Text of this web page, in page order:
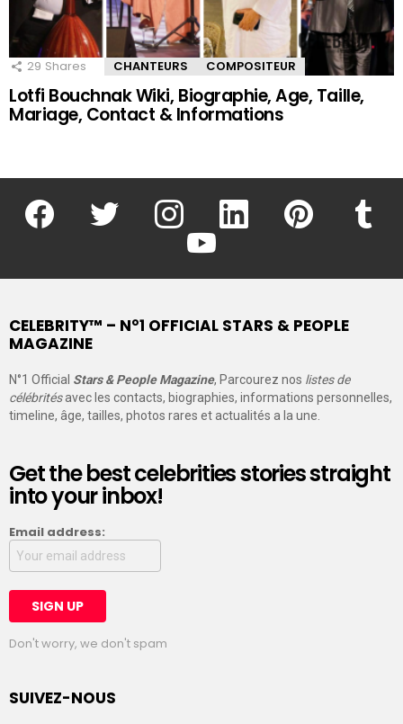
29 Shares CHANTEURS COMPOSITEUR
Lotfi Bouchnak Wiki, Biographie, Age, Taille,
Mariage, Contact & Informations
facebook twitter instagram linkedin pinterest
youtube
CELEBRITY™ – N°1 OFFICIAL STARS & PEOPLE
MAGAZINE
N°1 Official Stars & People Magazine, Parcourez nos listes de
célébritésavec les contacts, biographies, informations personnelles,
timeline, âge, tailles, photos rares et actualités a la une.
Get the best celebrities stories straight
into your inbox!
Email address:
Don't worry, we don't spam
SUIVEZ-NOUS